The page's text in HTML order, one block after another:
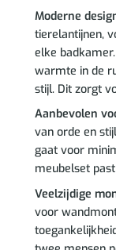
Moderne
tierelantijnen,
elke
warmte in de
stijl. Dit zorgt
Aanbevolen
van orde en
gaat voor
meubelset
Veelzijdige
voor